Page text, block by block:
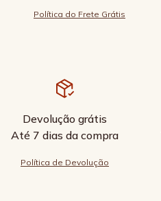
Política do Frete Grátis
Devolução grátis
Até 7 dias da compra
Política de Devolução